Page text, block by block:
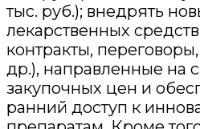
тыс. руб.); внедрять
лекарственных
контракты,
др.), направленные на
закупочных цен и
ранний доступ к